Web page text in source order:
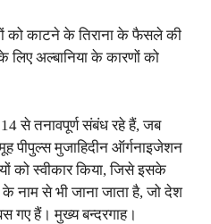
को काटने के तिराना के फैसले की
अल्बानिया के कारणों को
से तनावपूर्ण संबंध रहे हैं, जब
पीपुल्स मुजाहिदीन ऑर्गनाइजेशन
स्वीकार किया, जिसे इसके
नाम से भी जाना जाता है, जो देश
गए हैं। मुख्य बन्दरगाह।